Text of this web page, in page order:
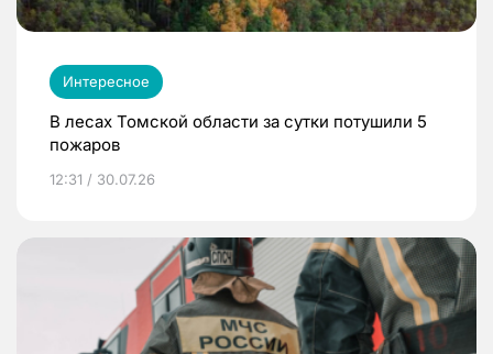
Интересное
В лесах Томской области за сутки потушили 5
пожаров
12:31 / 30.07.26